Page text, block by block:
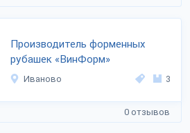
Производитель форменных
рубашек «ВинФорм»
Иваново 3
0 отзывов